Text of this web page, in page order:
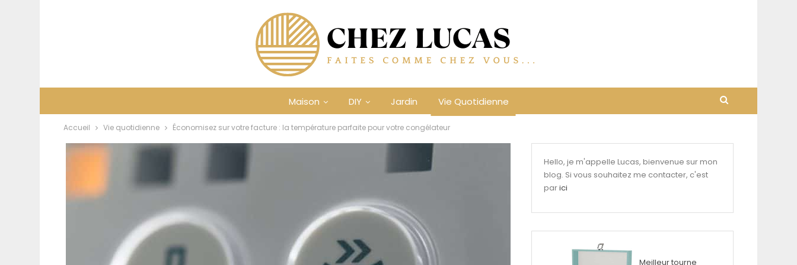
Maison DIY Jardin Vie Quotidienne
Accueil Vie quotidienne Économisez sur votre facture : la température parfaite pour votre congélateur
Hello, je m'appelle Lucas, bienvenue sur mon
blog. Si vous souhaitez me contacter, c'est
parici
Meilleur tourne